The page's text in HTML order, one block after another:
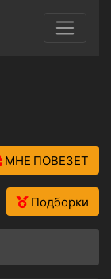
МНЕ ПОВЕЗЕТ
Подборки